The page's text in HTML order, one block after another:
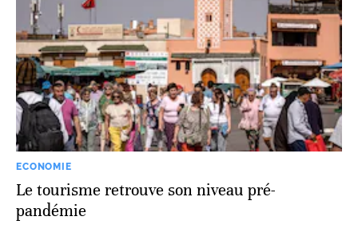
ECONOMIE
Le tourisme retrouve son niveau pré-
pandémie